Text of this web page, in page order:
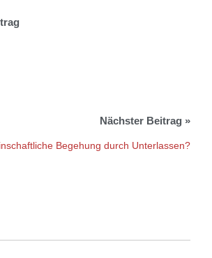
Begehung durch Unterlassen?